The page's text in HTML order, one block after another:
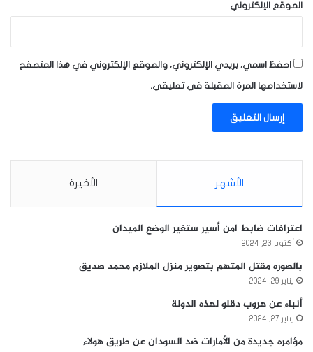
الموقع الإلكتروني
احفظ اسمي، بريدي الإلكتروني، والموقع الإلكتروني في هذا المتصفح
لاستخدامها المرة المقبلة في تعليقي.
الأشهر الأخيرة
اعترافات ضابط امن أسير ستغير الوضع الميدان
أكتوبر 23, 2024
بالصوره مقتل المتهم بتصوير منزل الملازم محمد صديق
يناير 29, 2024
أنباء عن هروب دقلو لهذه الدولة
يناير 27, 2024
مؤامره جديدة من الأمارات ضد السودان عن طريق هولاء